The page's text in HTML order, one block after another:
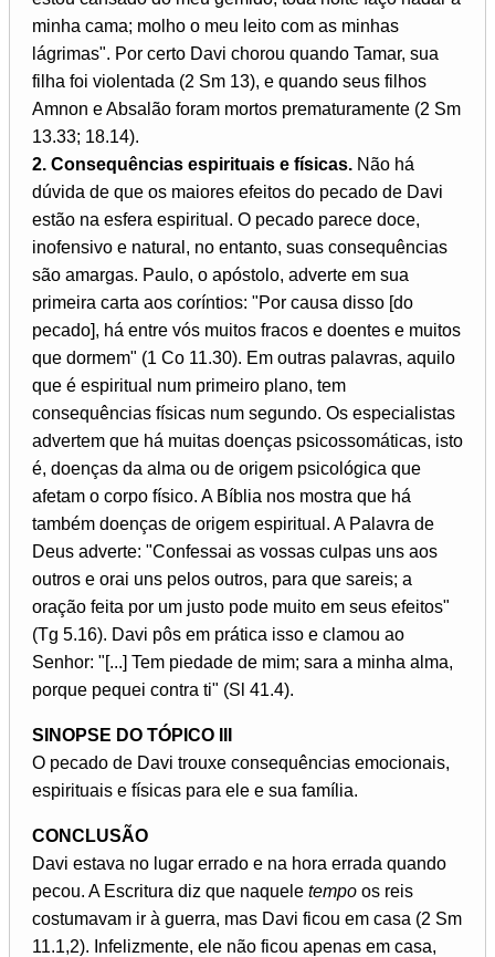
minha cama; molho o meu leito com as minhas
lágrimas". Por certo Davi chorou quando Tamar, sua
filha foi violentada (2 Sm 13), e quando seus filhos
Amnon e Absalão foram mortos prematuramente (2 Sm
13.33; 18.14).
2. Consequências espirituais e físicas. Não há
dúvida de que os maiores efeitos do pecado de Davi
estão na esfera espiritual. O pecado parece doce,
inofensivo e natural, no entanto, suas consequências
são amargas. Paulo, o apóstolo, adverte em sua
primeira carta aos coríntios: "Por causa disso [do
pecado], há entre vós muitos fracos e doentes e muitos
que dormem" (1 Co 11.30). Em outras palavras, aquilo
que é espiritual num primeiro plano, tem
consequências físicas num segundo. Os especialistas
advertem que há muitas doenças psicossomáticas, isto
é, doenças da alma ou de origem psicológica que
afetam o corpo físico. A Bíblia nos mostra que há
também doenças de origem espiritual. A Palavra de
Deus adverte: "Confessai as vossas culpas uns aos
outros e orai uns pelos outros, para que sareis; a
oração feita por um justo pode muito em seus efeitos"
(Tg 5.16). Davi pôs em prática isso e clamou ao
Senhor: "[...] Tem piedade de mim; sara a minha alma,
porque pequei contra ti" (Sl 41.4).
SINOPSE DO TÓPICO III
O pecado de Davi trouxe consequências emocionais,
espirituais e físicas para ele e sua família.
CONCLUSÃO
Davi estava no lugar errado e na hora errada quando
pecou. A Escritura diz que naquele tempo os reis
costumavam ir à guerra, mas Davi ficou em casa (2 Sm
11.1,2). Infelizmente, ele não ficou apenas em casa,